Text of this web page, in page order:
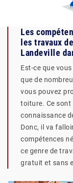
Les
les travaux
Landeville
Est-ce que
que de
vous pouvez
toiture. Ce sont
connaissance
Donc, il va
compétences
ce genre de
gratuit et sans